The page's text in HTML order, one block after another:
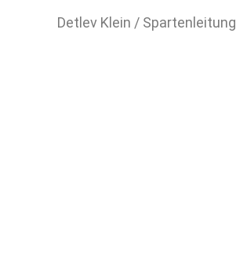
Detlev Klein / Spartenleitung